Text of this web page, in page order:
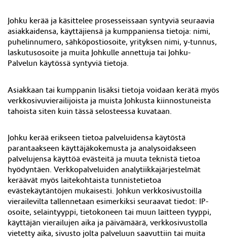
Johku kerää ja käsittelee prosesseissaan syntyviä seuraavia
asiakkaidensa, käyttäjiensä ja kumppaniensa tietoja: nimi,
puhelinnumero, sähköpostiosoite, yrityksen nimi, y-tunnus,
laskutusosoite ja muita Johkulle annettuja tai Johku-
Palvelun käytössä syntyviä tietoja.
Asiakkaan tai kumppanin lisäksi tietoja voidaan kerätä myös
verkkosivuvierailijoista ja muista Johkusta kiinnostuneista
tahoista siten kuin tässä selosteessa kuvataan.
Johku kerää erikseen tietoa palveluidensa käytöstä
parantaakseen käyttäjäkokemusta ja analysoidakseen
palvelujensa käyttöä evästeitä ja muuta teknistä tietoa
hyödyntäen. Verkkopalveluiden analytiikkajärjestelmät
keräävät myös laitekohtaista tunnistetietoa
evästekäytäntöjen mukaisesti. Johkun verkkosivustoilla
vierailevilta tallennetaan esimerkiksi seuraavat tiedot: IP-
osoite, selaintyyppi, tietokoneen tai muun laitteen tyyppi,
käyttäjän vierailujen aika ja päivämäärä, verkkosivustolla
vietetty aika, sivusto jolta palveluun saavuttiin tai muita